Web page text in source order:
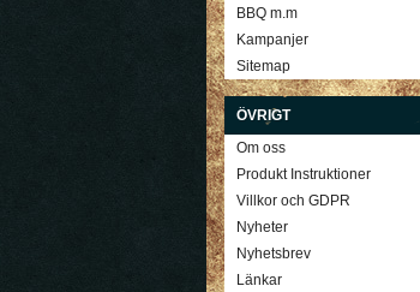
BBQ m.m
Kampanjer
Sitemap
ÖVRIGT
Om oss
Produkt Instruktioner
Villkor och GDPR
Nyheter
Nyhetsbrev
Länkar